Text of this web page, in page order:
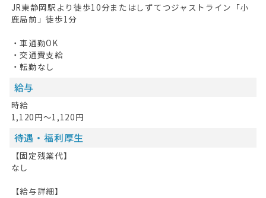
JR東静岡駅より徒歩10分またはしずてつジャストライン「小
鹿局前」徒歩1分
・車通勤OK
・交通費支給
・転勤なし
給与
時給
1,120円～1,120円
待遇・福利厚生
【固定残業代】
なし
【給与詳細】